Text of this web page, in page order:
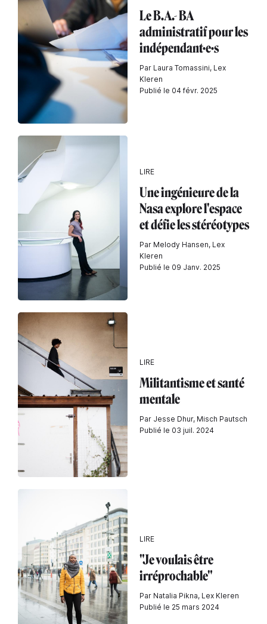
Le B.A.- BA
administratif pour les
indépendant·e·s
Par Laura Tomassini, Lex
Kleren
Publié le 04 févr. 2025
LIRE
Une ingénieure de la
Nasa explore l'espace
et défie les stéréotypes
Par Melody Hansen, Lex
Kleren
Publié le 09 Janv. 2025
LIRE
Militantisme et santé
mentale
Par Jesse Dhur, Misch Pautsch
Publié le 03 juil. 2024
LIRE
"Je voulais être
irréprochable"
Par Natalia Pikna, Lex Kleren
Publié le 25 mars 2024